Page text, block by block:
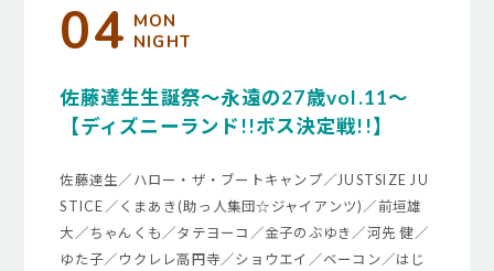
04 MON
NIGHT
佐藤達生生誕祭〜永遠の27歳vol.11〜
【ディズニーランド!!ボス決定戦!!】
佐藤達生／ハロー・ザ・ブートキャンプ／JUSTSIZE JU
STICE／くまあき(助っ人集団☆ジャイアンツ)／前垣雄
大／ちゃんくも／タテヨーコ／金子のぶゆき／河先 健／
ゆた子／ウクレレ高円寺／ショウエイ／ベーコン／はじ